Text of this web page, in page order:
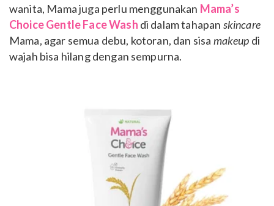
wanita, Mama juga perlu menggunakan Mama’s
Choice Gentle Face Wash di dalam tahapan skincare
Mama, agar semua debu, kotoran, dan sisa makeup di
wajah bisa hilang dengan sempurna.